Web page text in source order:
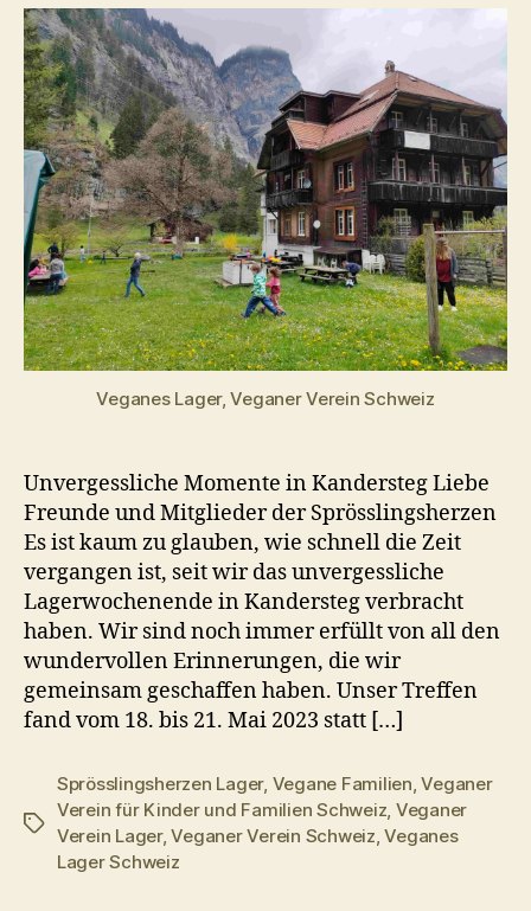
Auffahrtslager
Ein
Rückblick
Veganes Lager, Veganer Verein Schweiz
Unvergessliche Momente in Kandersteg Liebe
Freunde und Mitglieder der Sprösslingsherzen
Es ist kaum zu glauben, wie schnell die Zeit
vergangen ist, seit wir das unvergessliche
Lagerwochenende in Kandersteg verbracht
haben. Wir sind noch immer erfüllt von all den
wundervollen Erinnerungen, die wir
gemeinsam geschaffen haben. Unser Treffen
fand vom 18. bis 21. Mai 2023 statt […]
Schlagwörter
Sprösslingsherzen Lager, Vegane Familien,Veganer
Verein für Kinder und Familien Schweiz, Veganer
Verein Lager,Veganer Verein Schweiz,Veganes
Lager Schweiz